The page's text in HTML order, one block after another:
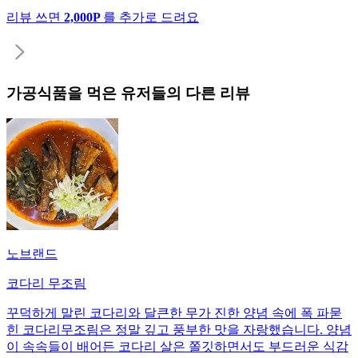
리뷰 쓰면 2,000P 를 추가로 드려요
가공식품을 먹은 유저들의 다른 리뷰
노브랜드
코다리 무조림
꾸덕하게 말린 코다리와 달큰한 무가 진한 양념 속에 폭 파묻
힌 코다리무조림은 정말 깊고 풍부한 맛을 자랑했습니다. 양념
이 속속들이 배어든 코다리 살은 쫄깃하면서도 부드러운 식감